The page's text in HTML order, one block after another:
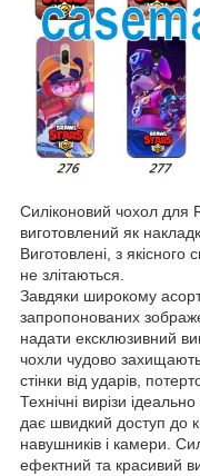
Силіконовий чохол для
виготовлений як
Виготовлені, з якісного
не злітаються.
Завдяки широкому
запропонованих
надати ексклюзивний
чохли чудово
стінки від ударів,
Технічні вирізи
дає швидкий доступ до
навушників і камери.
ефектний та красивий